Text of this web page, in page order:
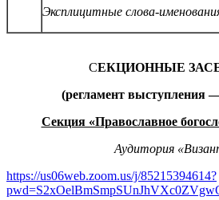
Эксплицитные слова-
СЕКЦИОННЫЕ
(регламент выступления
Секция «Православное
Аудитория
https://us06web.zoom.us/j/85215394614?